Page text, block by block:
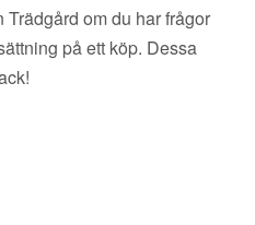
om du har frågor
på ett köp. Dessa